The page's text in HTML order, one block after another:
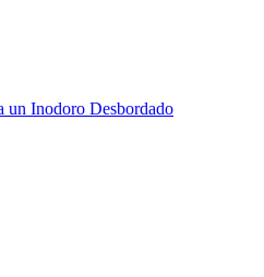
un Inodoro Desbordado